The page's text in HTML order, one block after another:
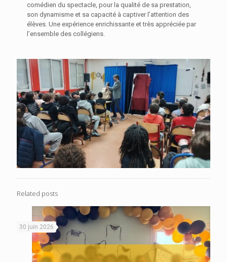
comédien du spectacle, pour la qualité de sa prestation,
son dynamisme et sa capacité à captiver l’attention des
élèves. Une expérience enrichissante et très appréciée par
l’ensemble des collégiens.
Related posts
30 juin 2026